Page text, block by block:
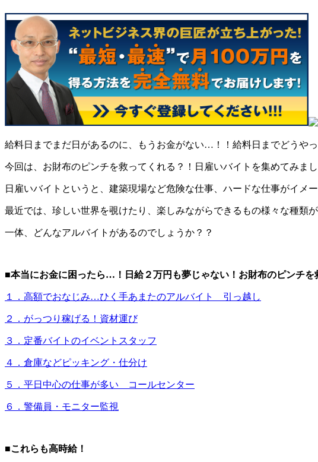
給料日までまだ日があるのに、もうお金がない…！！給料日までどうや
今回は、お財布のピンチを救ってくれる？！日雇いバイトを集めてみまし
日雇いバイトというと、建築現場など危険な仕事、ハードな仕事がイメ
最近では、珍しい世界を覗けたり、楽しみながらできるもの様々な種類が
一体、どんなアルバイトがあるのでしょうか？？
■本当にお金に困ったら…！日給２万円も夢じゃない！お財布のピンチを
１．高額でおなじみ…ひく手あまたのアルバイト 引っ越し
２．がっつり稼げる！資材運び
３．定番バイトのイベントスタッフ
４．倉庫などピッキング・仕分け
５．平日中心の仕事が多い コールセンター
６．警備員・モニター監視
■これらも高時給！